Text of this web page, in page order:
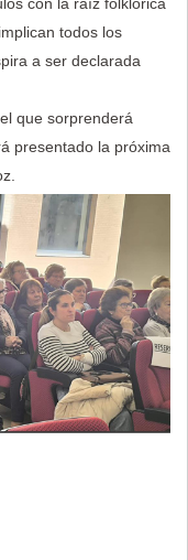
todos los
a ser declarada
que sorprenderá
presentado la próxima